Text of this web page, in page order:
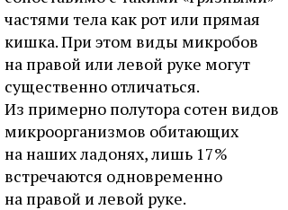
частями тела как рот или прямая
кишка. При этом виды микробов
на правой или левой руке могут
существенно отличаться.
Из примерно полутора сотен видов
микроорганизмов обитающих
на наших ладонях, лишь 17%
встречаются одновременно
на правой и левой руке.